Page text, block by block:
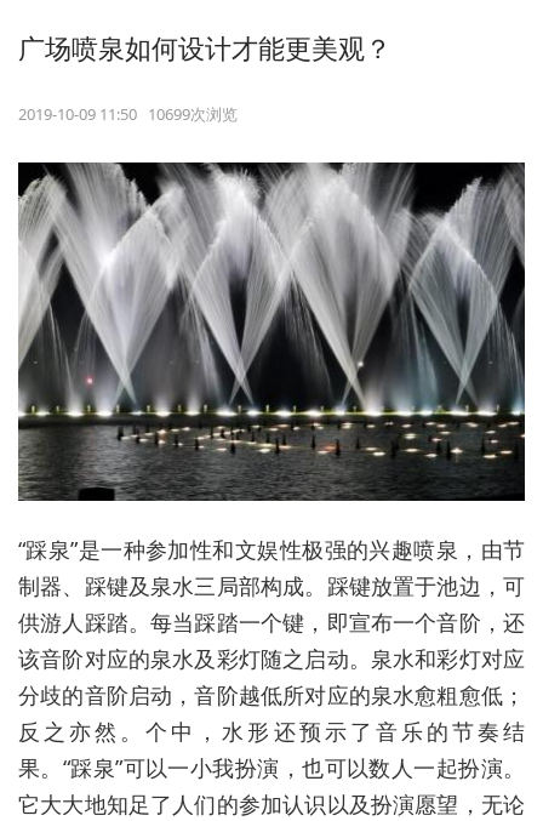
广场喷泉如何设计才能更美观？
2019-10-09 11:50 10699次浏览
“踩泉”是一种参加性和文娱性极强的兴趣喷泉，由节
制器、踩键及泉水三局部构成。踩键放置于池边，可
供游人踩踏。每当踩踏一个键，即宣布一个音阶，还
该音阶对应的泉水及彩灯随之启动。泉水和彩灯对应
分歧的音阶启动，音阶越低所对应的泉水愈粗愈低；
反之亦然。个中，水形还预示了音乐的节奏结
果。“踩泉”可以一小我扮演，也可以数人一起扮演。
它大大地知足了人们的参加认识以及扮演愿望，无论